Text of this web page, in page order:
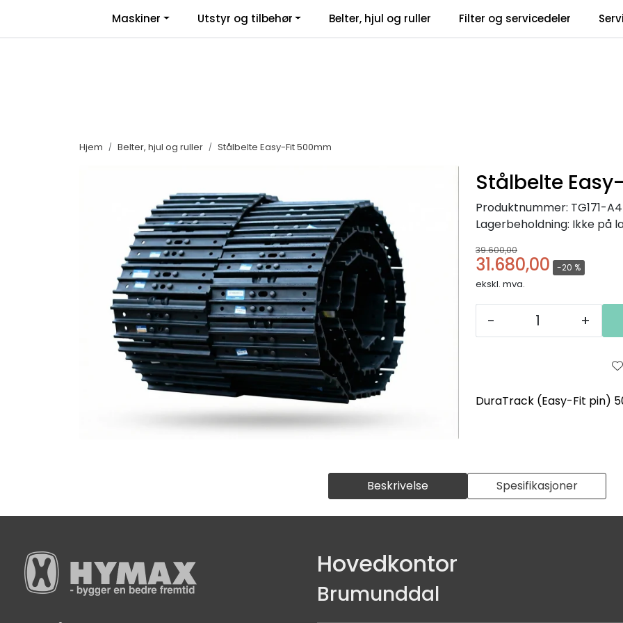
Facebook | Salgsbetingelser | Nyhetsbrev
Maskiner Utstyr og tilbehør Belter, hjul og ruller Filter og servicedeler
Hjem Belter, hjul og ruller Stålbelte Easy-Fit 500mm
Stålbelte
Produktnummer: TG171-
Lagerbeholdning: Ikke på
39.600,00
31.680,00 -20 %
ekskl. mva.
- +
DuraTrack (Easy-Fit pin)
Beskrivelse Spesifikasjoner
Hovedkontor
Brumunddal